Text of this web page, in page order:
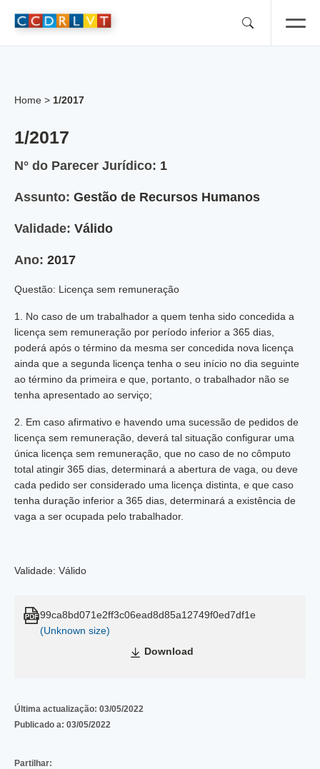
Home > 1/2017
1/2017
N° do Parecer Jurídico: 1
Assunto: Gestão de Recursos Humanos
Validade: Válido
Ano: 2017
Questão: Licença sem remuneração
1. No caso de um trabalhador a quem tenha sido concedida a
licença sem remuneração por período inferior a 365 dias,
poderá após o término da mesma ser concedida nova licença
ainda que a segunda licença tenha o seu início no dia seguinte
ao término da primeira e que, portanto, o trabalhador não se
tenha apresentado ao serviço;
2. Em caso afirmativo e havendo uma sucessão de pedidos de
licença sem remuneração, deverá tal situação configurar uma
única licença sem remuneração, que no caso de no cômputo
total atingir 365 dias, determinará a abertura de vaga, ou deve
cada pedido ser considerado uma licença distinta, e que caso
tenha duração inferior a 365 dias, determinará a existência de
vaga a ser ocupada pelo trabalhador.
Validade: Válido
99ca8bd071e2ff3c06ead8d85a12749f0ed7df1e
(Unknown size)
Download
Última actualização: 03/05/2022
Publicado a: 03/05/2022
Partilhar: